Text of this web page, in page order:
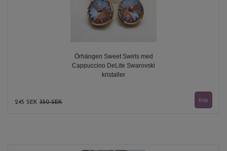
Örhängen Sweet Swirls med
Cappuccino DeLite Swarovski
kristaller
245 SEK 350 SEK